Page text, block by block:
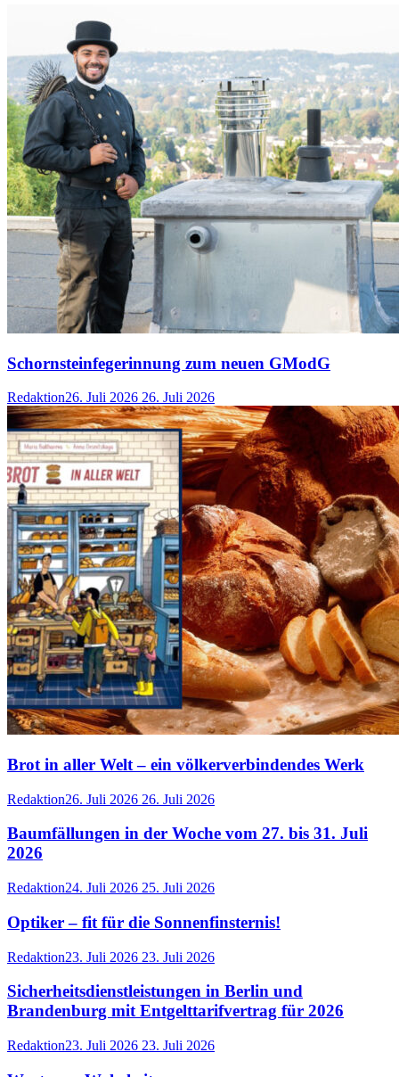
Schornsteinfegerinnung zum neuen GModG
Redaktion26. Juli 2026 26. Juli 2026
Brot in aller Welt – ein völkerverbindendes Werk
Redaktion26. Juli 2026 26. Juli 2026
Baumfällungen in der Woche vom 27. bis 31. Juli
2026
Redaktion24. Juli 2026 25. Juli 2026
Optiker – fit für die Sonnenfinsternis!
Redaktion23. Juli 2026 23. Juli 2026
Sicherheitsdienstleistungen in Berlin und
Brandenburg mit Entgelttarifvertrag für 2026
Redaktion23. Juli 2026 23. Juli 2026